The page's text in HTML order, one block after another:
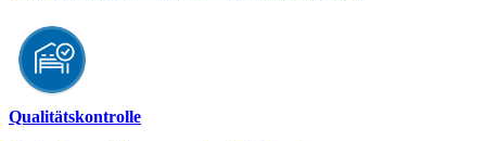
Qualitätskontrolle